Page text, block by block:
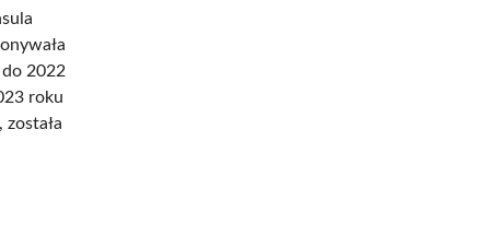
2022
roku